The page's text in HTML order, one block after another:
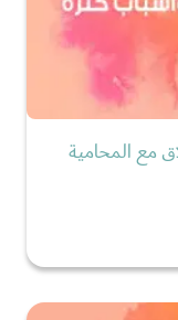
مع المحامية